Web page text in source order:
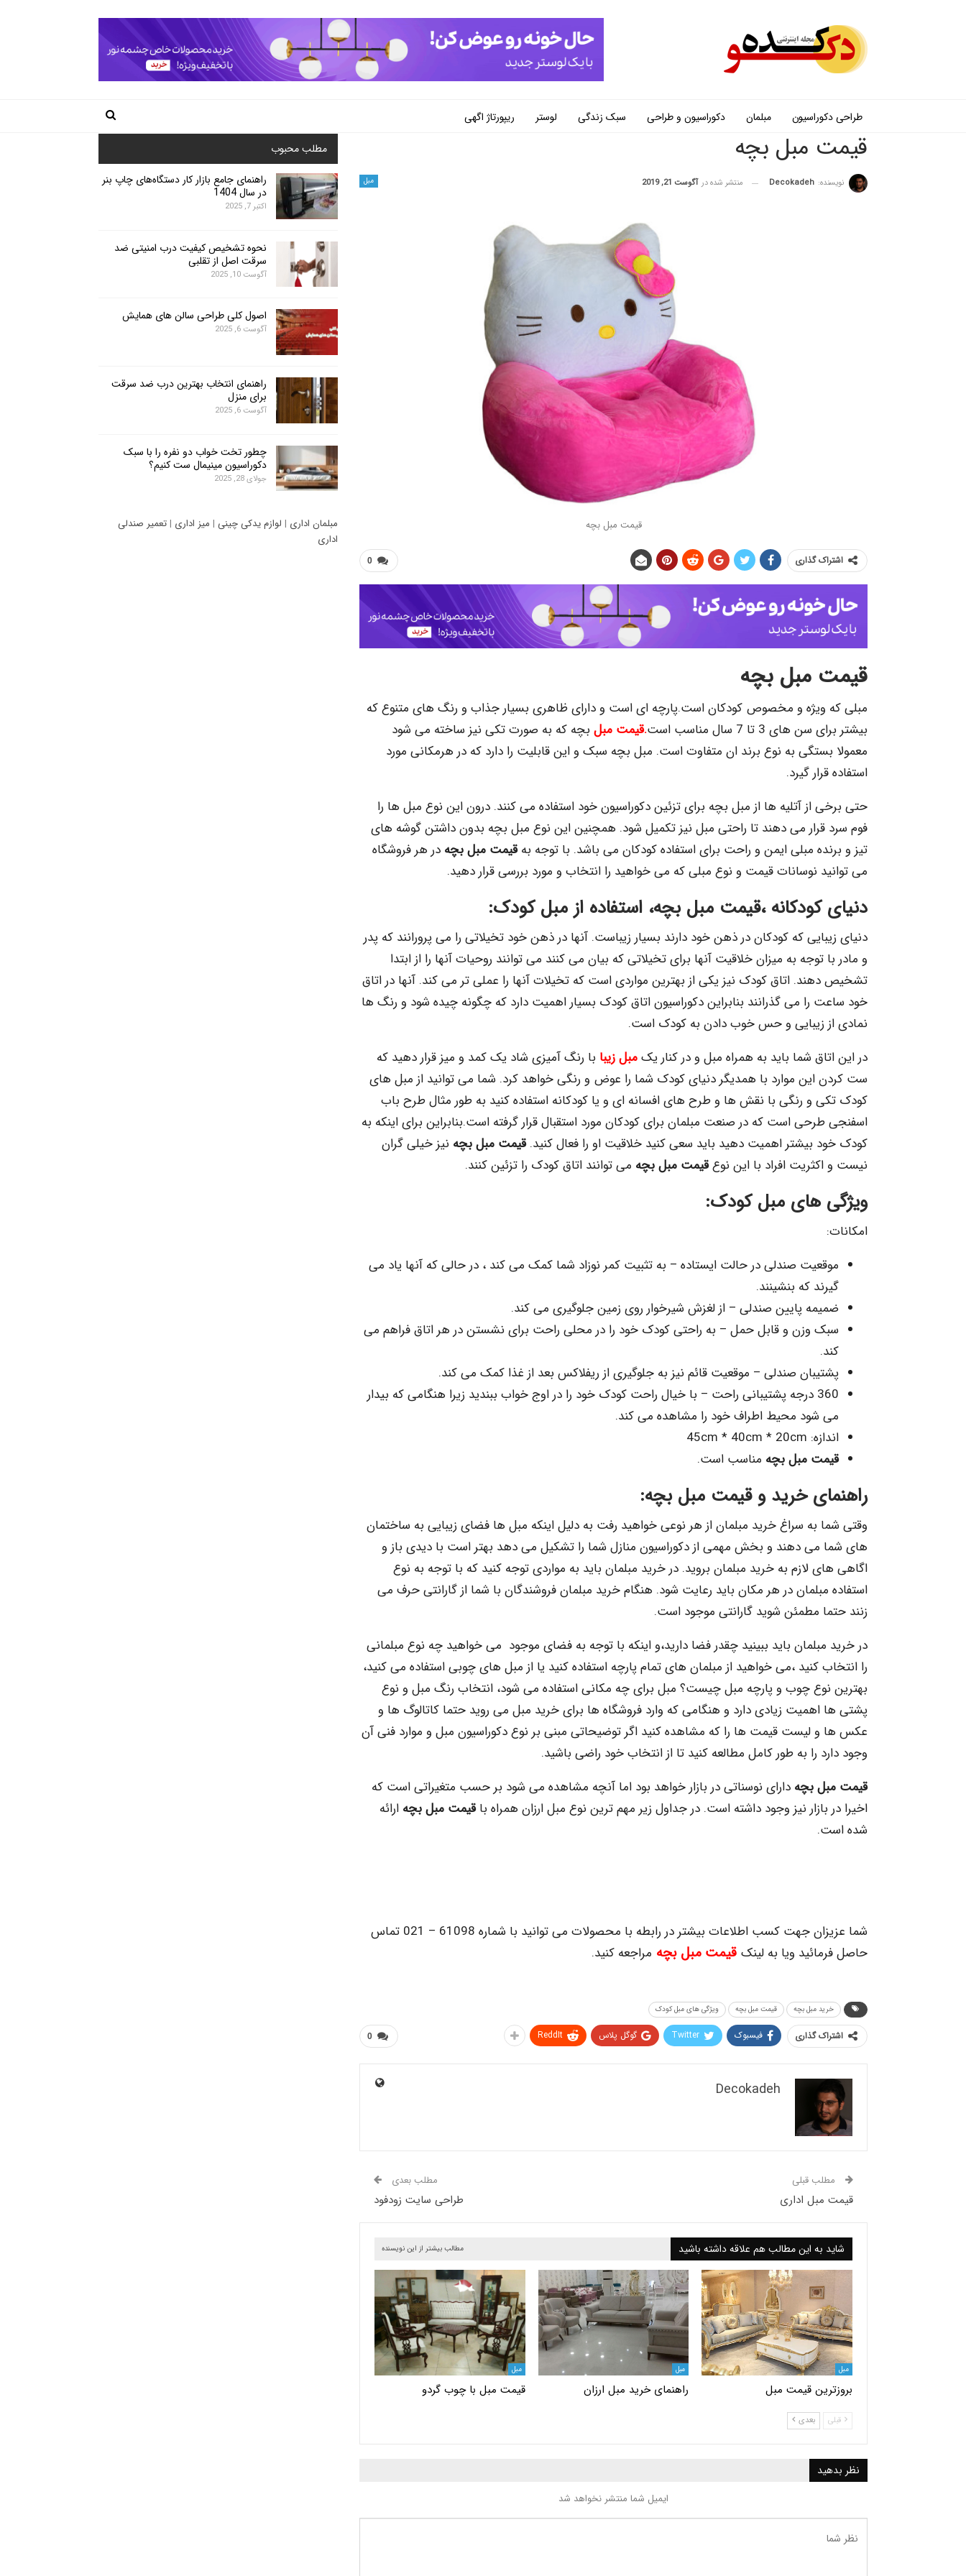
طراحی دکوراسیون مبلمان دکوراسیون و طراحی سبک زندگی لوستر ریپورتاژ اگهی
قیمت مبل بچه
مبل نویسنده: Decokadeh منتشر شده در آگوست 21, 2019
قیمت مبل بچه
0 اشتراک گذاری
قیمت مبل بچه
مبلی که ویژه و مخصوص کودکان است.پارچه ای است و دارای ظاهری بسیار جذاب و رنگ های متنوع که
بیشتر برای سن های 3 تا 7 سال مناسب است
.قیمت مبل بچه که به صورت تکی نیز ساخته می شود
معمولا بستگی به نوع برند ان متفاوت است. مبل بچه سبک و این قابلیت را دارد که در هرمکانی مورد
استفاده قرار گیرد.
حتی برخی از آتلیه ها از مبل بچه برای تزئین دکوراسیون خود استفاده می کنند. درون این نوع مبل ها را
فوم سرد قرار می دهند تا راحتی مبل نیز تکمیل شود. همچنین این نوع مبل بچه بدون داشتن گوشه های
تیز و برنده مبلی ایمن و راحت برای استفاده کودکان می باشد. با توجه بهقیمت مبل بچه در هر فروشگاه
می توانید نوسانات قیمت و نوع مبلی که می خواهید را انتخاب و مورد بررسی قرار دهید.
دنیای کودکانه ،قیمت مبل بچه، استفاده از مبل کودک:
دنیای زیبایی که کودکان در ذهن خود دارند بسیار زیباست. آنها در ذهن خود تخیلاتی را می پرورانند که پدر
و مادر با توجه به میزان خلاقیت آنها برای تخیلاتی که بیان می کنند می توانند روحیات آنها را از ابتدا
تشخیص دهند. اتاق کودک نیز یکی از بهترین مواردی است که تخیلات آنها را عملی تر می کند. آنها در اتاق
خود ساعت را می گذرانند بنابراین دکوراسیون اتاق کودک بسیار اهمیت دارد که چگونه چیده شود و رنگ ها
نمادی از زیبایی و حس خوب دادن به کودک است.
در این اتاق شما باید به همراه مبل و در کنار یکمبل زیبا با رنگ آمیزی شاد یک کمد و میز قرار دهید که
ست کردن این موارد با همدیگر دنیای کودک شما را عوض و رنگی خواهد کرد. شما می توانید از مبل های
کودک تکی و رنگی با نقش ها و طرح های افسانه ای و یا کودکانه استفاده کنید به طور مثال طرح باب
اسفنجی طرحی است که در صنعت مبلمان برای کودکان مورد استقبال قرار گرفته است.بنابراین برای اینکه به
کودک خود بیشتر اهمیت دهید باید سعی کنید خلاقیت او را فعال کنید.قیمت مبل بچه نیز خیلی گران
نیست و اکثریت افراد با این نوعقیمت مبل بچه می توانند اتاق کودک را تزئین کنند.
ویژگی های مبل کودک:
امکانات:
موقعیت صندلی در حالت ایستاده – به تثبیت کمر نوزاد شما کمک می کند ، در حالی که آنها یاد می
گیرند که بنشینند.
ضمیمه پایین صندلی – از لغزش شیرخوار روی زمین جلوگیری می کند.
سبک وزن و قابل حمل – به راحتی کودک خود را در محلی راحت برای نشستن در هر اتاق فراهم می
کند.
پشتیبان صندلی – موقعیت قائم نیز به جلوگیری از ریفلاکس بعد از غذا کمک می کند.
360 درجه پشتیبانی راحت – با خیال راحت کودک خود را در اوج خواب ببندید زیرا هنگامی که بیدار
می شود محیط اطراف خود را مشاهده می کند.
اندازه: 45cm * 40cm * 20cm
قیمت مبل بچه مناسب است.
راهنمای خرید و قیمت مبل بچه:
وقتی شما به سراغ خرید مبلمان از هر نوعی خواهید رفت به دلیل اینکه مبل ها فضای زیبایی به ساختمان
های شما می دهند و بخش مهمی از دکوراسیون منازل شما را تشکیل می دهد بهتر است با دیدی باز و
اگاهی های لازم به خرید مبلمان بروید. در خرید مبلمان باید به مواردی توجه کنید که با توجه به نوع
استفاده مبلمان در هر مکان باید رعایت شود. هنگام خرید مبلمان فروشندگان با شما از گارانتی حرف می
زنند حتما مطمئن شوید گارانتی موجود است.
در خرید مبلمان باید ببینید چقدر فضا دارید،و اینکه با توجه به فضای موجود می خواهید چه نوع مبلمانی
را انتخاب کنید ،می خواهید از مبلمان های تمام پارچه استفاده کنید یا از مبل های چوبی استفاده می کنید،
بهترین نوع چوب و پارچه مبل چیست؟ مبل برای چه مکانی استفاده می شود، انتخاب رنگ مبل و نوع
پشتی ها اهمیت زیادی دارد و هنگامی که وارد فروشگاه ها برای خرید مبل می روید حتما کاتالوگ ها و
عکس ها و لیست قیمت ها را که مشاهده کنید اگر توضیحاتی مبنی بر نوع دکوراسیون مبل و موارد فنی آن
وجود دارد را به طور کامل مطالعه کنید تا از انتخاب خود راضی باشید.
قیمت مبل بچه دارای نوسناتی در بازار خواهد بود اما آنچه مشاهده می شود بر حسب متغیراتی است که
اخیرا در بازار نیز وجود داشته است. در جداول زیر مهم ترین نوع مبل ارزان همراه باقیمت مبل بچه ارائه
شده است.
شما عزیزان جهت کسب اطلاعات بیشتر در رابطه با محصولات می توانید با شماره 61098 – 021 تماس
حاصل فرمائید ویا به لینک قیمت مبل بچه مراجعه کنید.
خرید مبل بچه قیمت مبل بچه ویژگی های مبل کودک
0 اشتراک گذاری فیسبوک Twitter گوگل پلاس ReddIt
Decokadeh
مطلب قبلی
قیمت مبل اداری
مطلب بعدی
طراحی سایت زودفود
شاید به این مطالب هم علاقه داشته باشید مطالب بیشتر از این نویسنده
مبل
بروزترین قیمت مبل
مبل
راهنمای خرید مبل ارزان
مبل
قیمت مبل با چوب گردو
قبلی بعدی
نظر بدهید
ایمیل شما منتشر نخواهد شد
مطلب محبوب
راهنمای جامع بازار کار دستگاه‌های چاپ بنر
در سال 1404
اکتبر 7, 2025
نحوه تشخیص کیفیت درب امنیتی ضد
سرقت اصل از تقلبی
آگوست 10, 2025
اصول کلی طراحی سالن های همایش
آگوست 6, 2025
راهنمای انتخاب بهترین درب ضد سرقت
برای منزل
آگوست 6, 2025
چطور تخت خواب دو نفره را با سبک
دکوراسیون مینیمال ست کنیم؟
جولای 28, 2025
مبلمان اداری | لوازم یدکی چینی | میز اداری | تعمیر صندلی
اداری